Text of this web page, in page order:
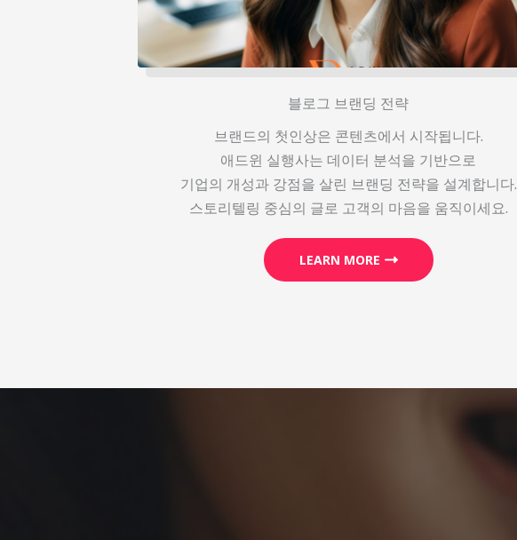
블로그 브랜딩 전략
브랜드의 첫인상은 콘텐츠에서 시작됩니다.
애드윈 실행사는 데이터 분석을 기반으로
기업의 개성과 강점을 살린 브랜딩 전략을 설계합니다.
스토리텔링 중심의 글로 고객의 마음을 움직이세요.
LEARN MORE